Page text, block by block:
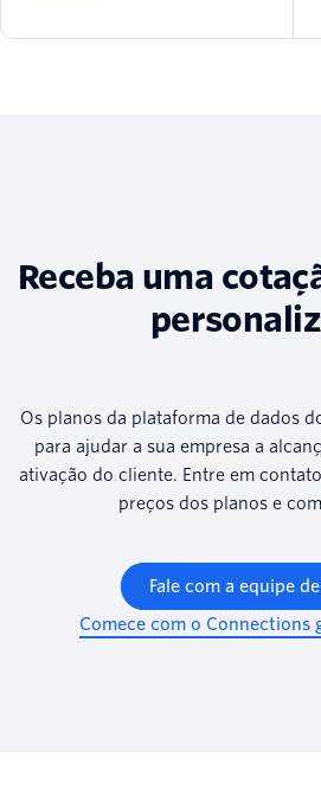
Receba uma
Os planos da plataforma de dados
para ajudar a sua empresa a
ativação do cliente. Entre em
preços dos planos e
Fale com a equipe
Comece com o Connections